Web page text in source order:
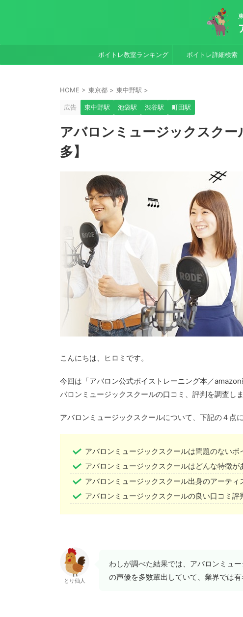
ボイトレ教室ランキング ボイトレ詳細検索
HOME > 東京都 > 東中野駅 >
広告 東中野駅 池袋駅 渋谷駅 町田駅
アバロンミュージックスク
多】
こんにちは、ヒロミです。
今回は「アバロン公式ボイストレーニング本／
バロンミュージックスクールの口コミ、評判を調査しま
アバロンミュージックスクールについて、下記の４点
アバロンミュージックスクールは問題のないボ
アバロンミュージックスクールはどんな特徴が
アバロンミュージックスクール出身のアーティ
アバロンミュージックスクールの良い口コミ評
とり仙人
わしが調べた結果では、アバロンミュ
の声優を多数輩出していて、業界では有